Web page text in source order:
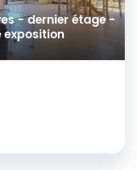
- dernier étage -